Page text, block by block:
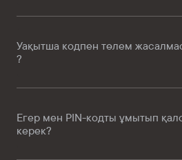
Уақытша кодпен төлем
?
Егер мен PIN-кодты ұмытып
керек?